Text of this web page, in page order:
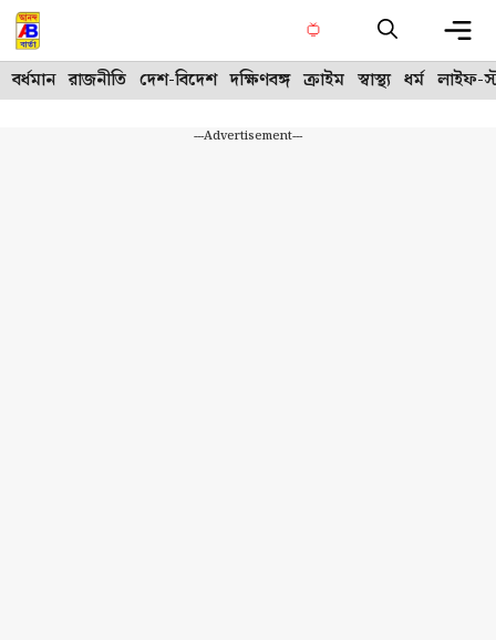
Skip
to
content
বর্ধমান রাজনীতি দেশ-বিদেশ দক্ষিণবঙ্গ ক্রাইম স্বাস্থ্য ধর্ম লাইফ-
---Advertisement---